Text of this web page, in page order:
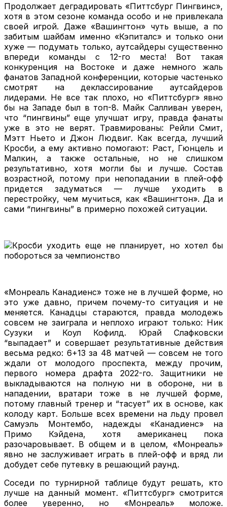
Продолжает деградировать «Питтсбург Пингвинс»,
хотя в этом сезоне команда особо и не привлекала
своей игрой. Даже «Вашингтон» чуть выше, а по
забитым шайбам именно «Кэпиталс» и только они
хуже — подумать только, аутсайдеры существенно
впереди команды с 12-го места! Вот такая
конкуренция на Востоке и даже немного жаль
фанатов Западной конференции, которые частенько
смотрят на деклассирование аутсайдеров
лидерами. Не все так плохо, но «Питтсбург» явно
бы на Западе был в топ-8. Майк Салливан уверен,
что “пингвины” еще улучшат игру, правда фанаты
уже в это не верят. Травмированы: Рейли Смит,
Мэтт Ньето и Джон Людвиг. Как всегда, лучший
Кросби, а ему активно помогают: Раст, Гюнцель и
Малкин, а также остальные, но не слишком
результативно, хотя могли бы и лучше. Состав
возрастной, потому при непопадании в плей-офф
придется задуматься — лучше уходить в
перестройку, чем мучиться, как «Вашингтон». Да и
сами “пингвины” в примерно похожей ситуации.
«Монреаль Канадиенс» тоже не в лучшей форме, но
это уже давно, причем почему-то ситуация и не
меняется. Канадцы стараются, правда молодежь
совсем не заиграла и неплохо играют только: Ник
Сузуки и Коул Кофилд. Юрай Слафковски
“выпадает” и совершает результативные действия
весьма редко: 6+13 за 48 матчей — совсем не того
ждали от молодого проспекта, между прочим,
первого номера драфта 2022-го. Защитники не
выкладываются на полную ни в обороне, ни в
нападении, вратари тоже в не лучшей форме,
потому главный тренер и “тасует” их в основе, как
колоду карт. Больше всех времени на льду провел
Самуэль Монтембо, надежды «Канадиенс» на
Примо Кэйдена, хотя американец пока
разочаровывает. В общем и в целом, «Монреаль»
явно не заслуживает играть в плей-офф и вряд ли
добудет себе путевку в решающий раунд.
Соседи по турнирной таблице будут решать, кто
лучше на данный момент. «Питтсбург» смотрится
более уверенно, но «Монреаль» моложе.